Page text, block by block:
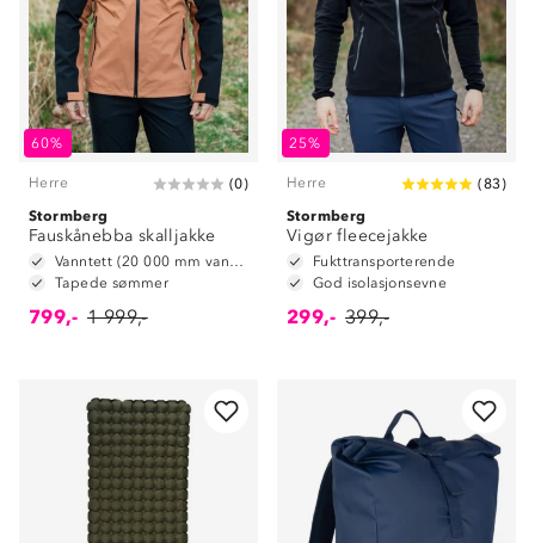
60%
Herre (0)
Stormberg
Fauskånebba skalljakke
Vanntett (20 000 mm vannsøyle)
Tapede sømmer
799,- 1 999,-
25%
Herre (83)
Stormberg
Vigør fleecejakke
Fukttransporterende
God isolasjonsevne
299,- 399,-